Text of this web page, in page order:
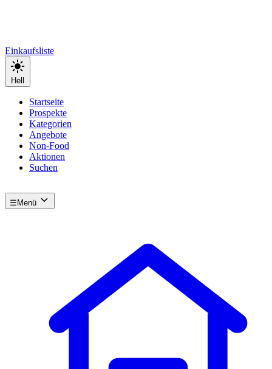
Einkaufsliste
Hell
Startseite
Prospekte
Kategorien
Angebote
Non-Food
Aktionen
Suchen
☰ Menü